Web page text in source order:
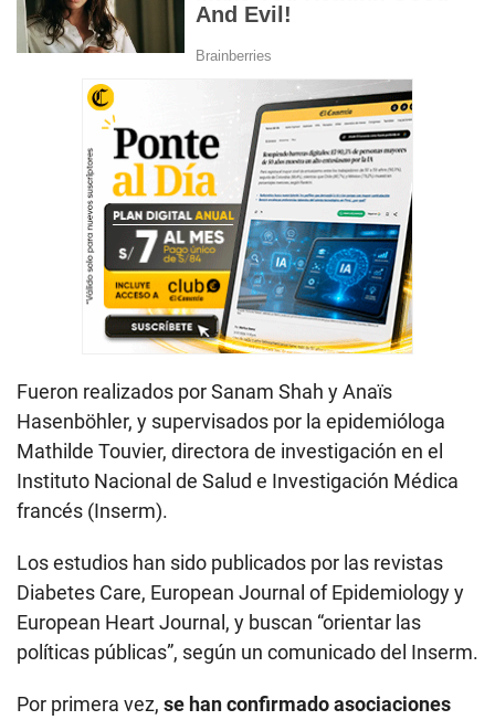
Fueron realizados por Sanam Shah y Anaïs
Hasenböhler, y supervisados por la epidemióloga
Mathilde Touvier, directora de investigación en el
Instituto Nacional de Salud e Investigación Médica
francés (Inserm).
Los estudios han sido publicados por las revistas
Diabetes Care, European Journal of Epidemiology y
European Heart Journal, y buscan “orientar las
políticas públicas”, según un comunicado del Inserm.
Por primera vez, se han confirmado asociaciones